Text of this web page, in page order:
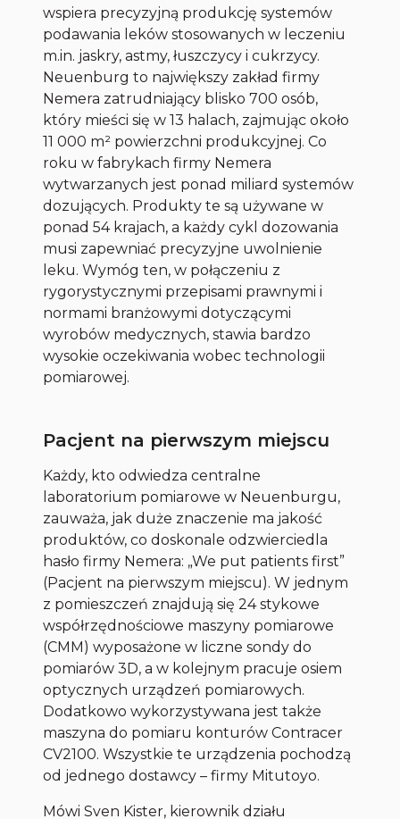
wspiera precyzyjną produkcję systemów
podawania leków stosowanych w leczeniu
m.in. jaskry, astmy, łuszczycy i cukrzycy.
Neuenburg to największy zakład firmy
Nemera zatrudniający blisko 700 osób,
który mieści się w 13 halach, zajmując około
11 000 m² powierzchni produkcyjnej. Co
roku w fabrykach firmy Nemera
wytwarzanych jest ponad miliard systemów
dozujących. Produkty te są używane w
ponad 54 krajach, a każdy cykl dozowania
musi zapewniać precyzyjne uwolnienie
leku. Wymóg ten, w połączeniu z
rygorystycznymi przepisami prawnymi i
normami branżowymi dotyczącymi
wyrobów medycznych, stawia bardzo
wysokie oczekiwania wobec technologii
pomiarowej.
Pacjent na pierwszym miejscu
Każdy, kto odwiedza centralne
laboratorium pomiarowe w Neuenburgu,
zauważa, jak duże znaczenie ma jakość
produktów, co doskonale odzwierciedla
hasło firmy Nemera: „We put patients first”
(Pacjent na pierwszym miejscu). W jednym
z pomieszczeń znajdują się 24 stykowe
współrzędnościowe maszyny pomiarowe
(CMM) wyposażone w liczne sondy do
pomiarów 3D, a w kolejnym pracuje osiem
optycznych urządzeń pomiarowych.
Dodatkowo wykorzystywana jest także
maszyna do pomiaru konturów Contracer
CV2100. Wszystkie te urządzenia pochodzą
od jednego dostawcy – firmy Mitutoyo.
Mówi Sven Kister, kierownik działu